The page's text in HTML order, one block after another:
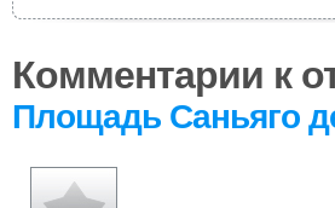
Комментарии к
Площадь Саньяго